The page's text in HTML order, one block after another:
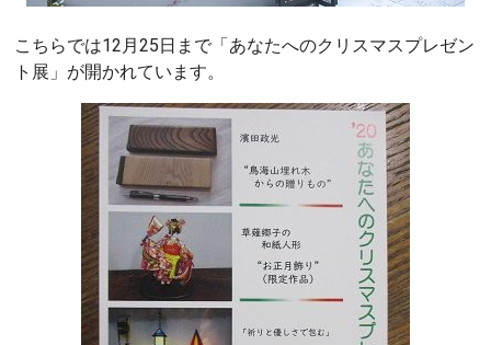
こちらでは12月25日まで「あなたへのクリスマスプレゼン
ト展」が開かれています。